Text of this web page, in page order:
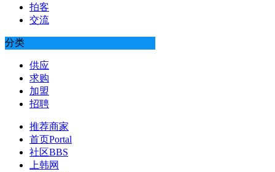
拍客
交流
分类
供应
求购
加盟
招聘
推荐商家
首页Portal
社区BBS
上韩网